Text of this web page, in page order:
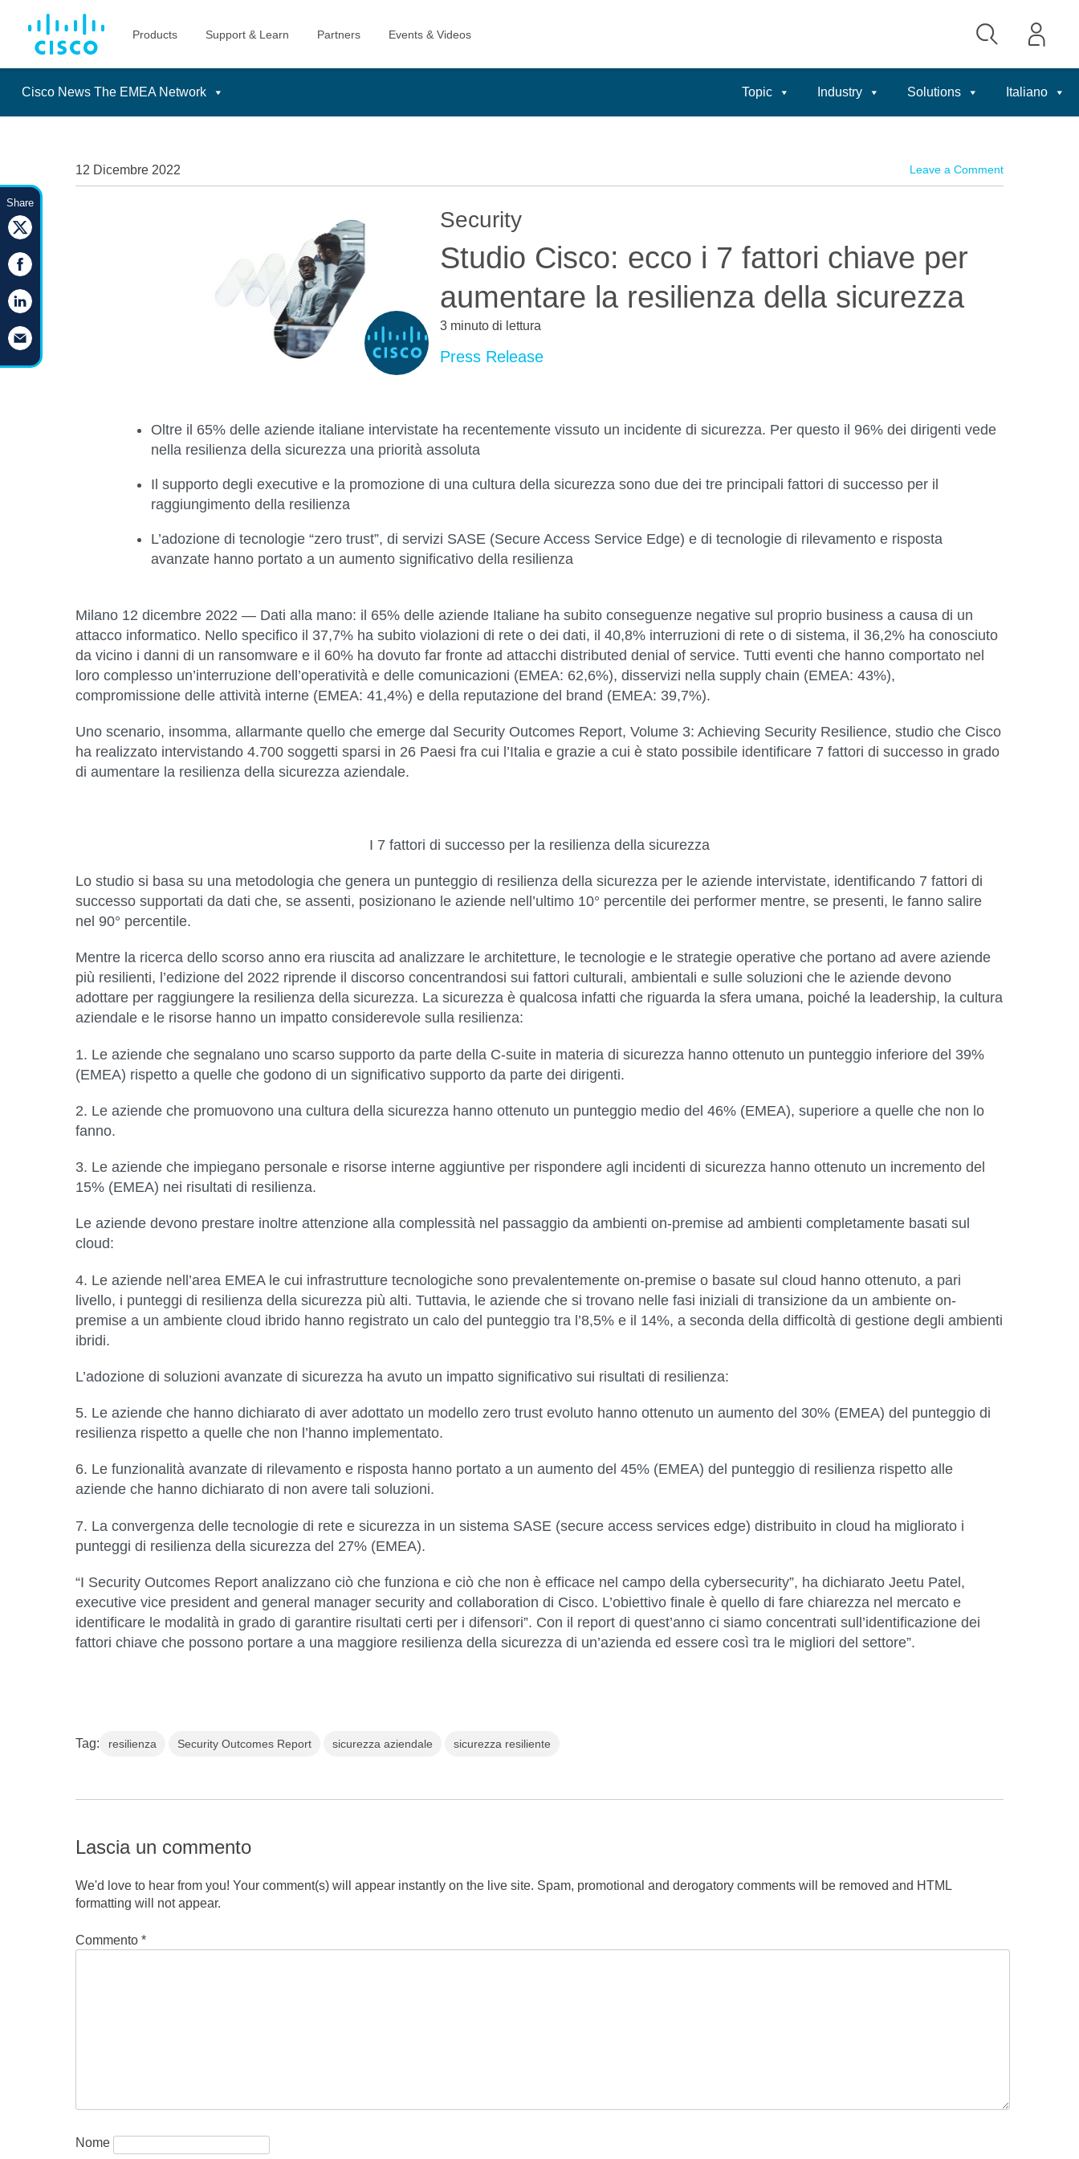
Cisco News The EMEA Network Topic Industry Solutions Italiano
12 Dicembre 2022 Leave a Comment
Security
Studio Cisco: ecco i 7 fattori chiave per
aumentare la resilienza della sicurezza
3 minuto di lettura
Press Release
Oltre il 65% delle aziende italiane intervistate ha recentemente vissuto un incidente di sicurezza. Per questo il 96% dei dirigenti vede
nella resilienza della sicurezza una priorità assoluta
Il supporto degli executive e la promozione di una cultura della sicurezza sono due dei tre principali fattori di successo per il
raggiungimento della resilienza
L’adozione di tecnologie “zero trust”, di servizi SASE (Secure Access Service Edge) e di tecnologie di rilevamento e risposta
avanzate hanno portato a un aumento significativo della resilienza
Milano 12 dicembre 2022 — Dati alla mano: il 65% delle aziende Italiane ha subito conseguenze negative sul proprio business a causa di un
attacco informatico. Nello specifico il 37,7% ha subito violazioni di rete o dei dati, il 40,8% interruzioni di rete o di sistema, il 36,2% ha conosciuto
da vicino i danni di un ransomware e il 60% ha dovuto far fronte ad attacchi distributed denial of service. Tutti eventi che hanno comportato nel
loro complesso un’interruzione dell’operatività e delle comunicazioni (EMEA: 62,6%), disservizi nella supply chain (EMEA: 43%),
compromissione delle attività interne (EMEA: 41,4%) e della reputazione del brand (EMEA: 39,7%).
Uno scenario, insomma, allarmante quello che emerge dal Security Outcomes Report, Volume 3: Achieving Security Resilience, studio che Cisco
ha realizzato intervistando4.700 soggetti sparsi in 26 Paesi fra cui l’Italia e grazie a cui è stato possibile identificare 7 fattori di successo in grado
diaumentare la resilienza della sicurezza aziendale.
I 7 fattori di successo per la resilienza della sicurezza
Lo studio si basa su una metodologia che genera un punteggio di resilienza della sicurezza per le aziende intervistate, identificando 7 fattori di
successo supportati da dati che, se assenti, posizionano le aziende nell’ultimo 10° percentile dei performer mentre, se presenti, le fanno salire
nel 90° percentile.
Mentre la ricerca dello scorso anno era riuscita ad analizzare le architetture, le tecnologie e le strategie operative che portano ad avere aziende
più resilienti, l’edizione del 2022 riprende il discorso concentrandosi sui fattori culturali, ambientali e sulle soluzioni che le aziende devono
adottare per raggiungere la resilienza della sicurezza. La sicurezza è qualcosa infatti che riguarda la sfera umana, poiché la leadership, la cultura
aziendale e le risorse hanno un impatto considerevole sulla resilienza:
1. Le aziende che segnalano uno scarso supporto da parte della C-suite in materia di sicurezza hanno ottenuto un punteggio inferiore del 39%
(EMEA) rispetto a quelle che godono di un significativo supporto da parte dei dirigenti.
2. Le aziende che promuovono una cultura della sicurezza hanno ottenuto un punteggio medio del 46% (EMEA), superiore a quelle che non lo
fanno.
3. Le aziende che impiegano personale e risorse interne aggiuntive per rispondere agli incidenti di sicurezza hanno ottenuto un incremento del
15% (EMEA) nei risultati di resilienza.
Le aziende devono prestare inoltre attenzione alla complessità nel passaggio da ambienti on-premise ad ambienti completamente basati sul
cloud:
4. Le aziende nell’area EMEA le cui infrastrutture tecnologiche sono prevalentemente on-premise o basate sul cloud hanno ottenuto, a pari
livello, i punteggi di resilienza della sicurezza più alti. Tuttavia, le aziende che si trovano nelle fasi iniziali di transizione da un ambiente on-
premise a un ambiente cloud ibrido hanno registrato un calo del punteggio tra l’8,5% e il 14%, a seconda della difficoltà di gestione degli ambienti
ibridi.
L’adozione di soluzioni avanzate di sicurezza ha avuto un impatto significativo sui risultati di resilienza:
5. Le aziende che hanno dichiarato di aver adottato un modello zero trust evoluto hanno ottenuto un aumento del 30% (EMEA) del punteggio di
resilienza rispetto a quelle che non l’hanno implementato.
6. Le funzionalità avanzate di rilevamento e risposta hanno portato a un aumento del 45% (EMEA) del punteggio di resilienza rispetto alle
aziende che hanno dichiarato di non avere tali soluzioni.
7. La convergenza delle tecnologie di rete e sicurezza in un sistema SASE (secure access services edge) distribuito in cloud ha migliorato i
punteggi di resilienza della sicurezza del 27% (EMEA).
“I Security Outcomes Report analizzano ciò che funziona e ciò che non è efficace nel campo della cybersecurity”, ha dichiarato Jeetu Patel,
executive vice president and general manager security and collaboration di Cisco. L’obiettivo finale è quello di fare chiarezza nel mercato e
identificare le modalità in grado di garantire risultati certi per i difensori”. Con il report di quest’anno ci siamo concentrati sull’identificazione dei
fattori chiave che possono portare a una maggiore resilienza della sicurezza di un’azienda ed essere così tra le migliori del settore”.
Share
Tag: resilienza Security Outcomes Report sicurezza aziendale sicurezza resiliente
Lascia un commento
We'd love to hear from you! Your comment(s) will appear instantly on the live site. Spam, promotional and derogatory comments will be removed and HTML
formatting will not appear.
Commento*
Nome